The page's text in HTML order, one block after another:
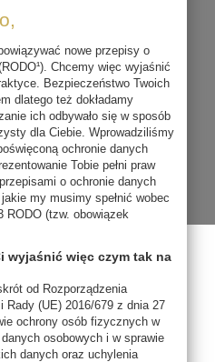
nowe przepisy o
Chcemy więc wyjaśnić
Bezpieczeństwo Twoich
dlatego też dokładamy
ich odbywało się w sposób
dla Ciebie. Wprowadziliśmy
ochronie danych
Tobie pełni praw
o ochronie danych
my musimy spełnić wobec
RODO (tzw. obowiązek
wyjaśnić więc czym tak na
od Rozporządzenia
Rady (UE) 2016/679 z dnia 27
ochrony osób fizycznych w
osobowych i w sprawie
danych oraz uchylenia